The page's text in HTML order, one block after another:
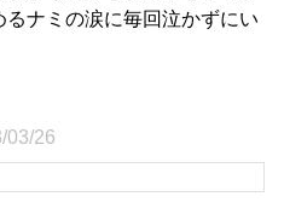
るナミの涙に毎回泣かずにい
03/26